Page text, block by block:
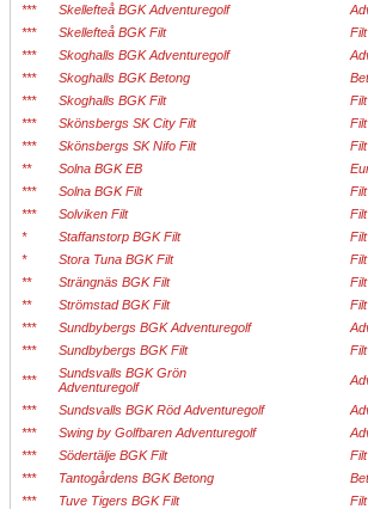
***
Skellefteå BGK Adventuregolf
***
Skellefteå BGK Filt Filt
***
Skoghalls BGK Adventuregolf
***
Skoghalls BGK Betong
***
Skoghalls BGK Filt Filt
***
Skönsbergs SK City Filt Filt
***
Skönsbergs SK Nifo Filt Filt
**
Solna BGK EB
***
Solna BGK Filt Filt
***
Solviken Filt Filt
*
Staffanstorp BGK Filt Filt
*
Stora Tuna BGK Filt Filt
**
Strängnäs BGK Filt Filt
**
Strömstad BGK Filt Filt
***
Sundbybergs BGK Adventuregolf
***
Sundbybergs BGK Filt Filt
***
Sundsvalls BGK Grön
Adventuregolf
*** Sundsvalls BGK Röd Adventuregolf
***
Swing by Golfbaren Adventuregolf
***
Södertälje BGK Filt Filt
***
Tantogårdens BGK Betong
***
Tuve Tigers BGK Filt Filt